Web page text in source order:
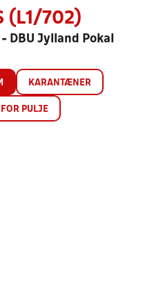
(L1/702)
DBU Jylland Pokal
KARANTÆNER
PULJE